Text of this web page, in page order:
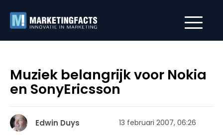
Muziek belangrijk voor Nokia
en SonyEricsson
Edwin Duys 13 februari 2007, 06:26